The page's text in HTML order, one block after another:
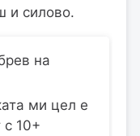
и силово.
на
ми цел е
с 10+